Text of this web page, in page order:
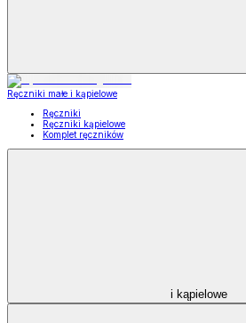
Ręczniki małe i kąpielowe
Ręczniki
Ręczniki kąpielowe
Komplet ręczników
i kąpielowe